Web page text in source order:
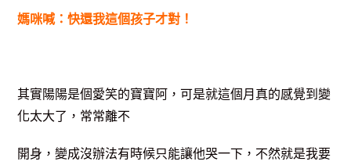
媽咪喊：快還我這個孩子才對！
其實陽陽是個愛笑的寶寶阿，可是就這個月真的感覺到變
化太大了，常常離不
開身，變成沒辦法有時候只能讓他哭一下，不然就是我要